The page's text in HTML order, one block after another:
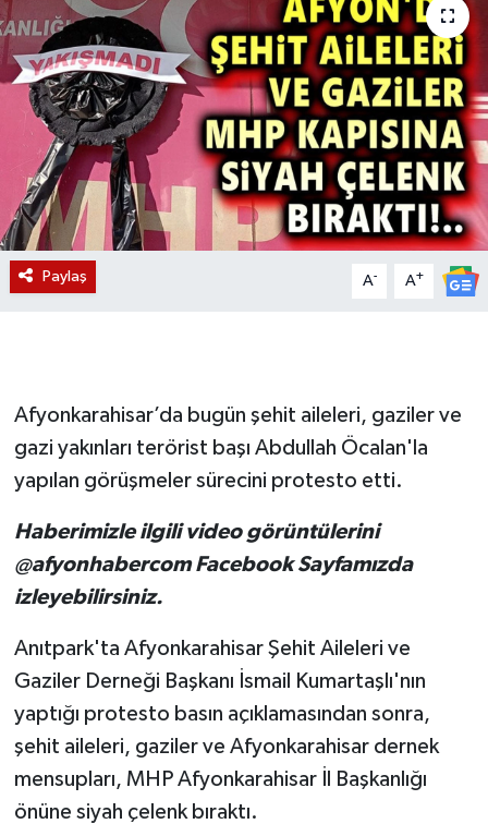
Paylaş A- A+
Afyonkarahisar’da bugün şehit aileleri, gaziler ve
gazi yakınları terörist başı Abdullah Öcalan'la
yapılan görüşmeler sürecini protesto etti.
Haberimizle ilgili video görüntülerini
@afyonhabercom Facebook Sayfamızda
izleyebilirsiniz.
Anıtpark'ta Afyonkarahisar Şehit Aileleri ve
Gaziler Derneği Başkanı İsmail Kumartaşlı'nın
yaptığı protesto basın açıklamasından sonra,
şehit aileleri, gaziler ve Afyonkarahisar dernek
mensupları, MHP Afyonkarahisar İl Başkanlığı
önüne siyah çelenk bıraktı.